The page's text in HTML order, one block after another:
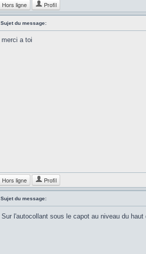
Hors ligne Profil
Sujet du message:
merci a toi
Hors ligne Profil
Sujet du message:
Sur l'autocollant sous le capot au niveau du